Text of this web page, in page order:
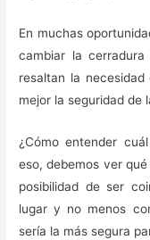
En muchas
cambiar la
resaltan la
mejor la seguridad de
¿Cómo entender
eso, debemos ver
posibilidad de ser
lugar y no menos
sería la más segura